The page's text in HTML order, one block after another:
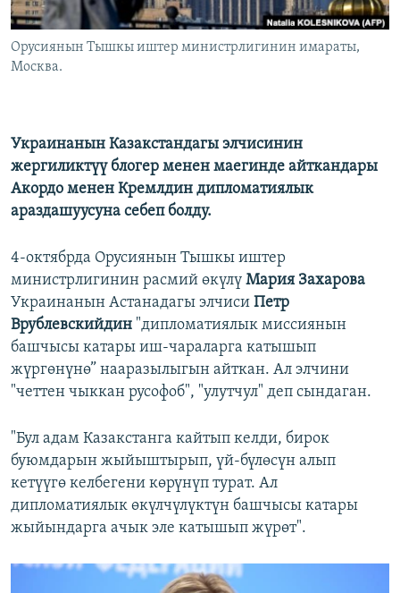
Орусиянын Тышкы иштер министрлигинин имараты,
Москва.
Украинанын Казакстандагы элчисинин
жергиликтүү блогер менен маегинде айткандары
Акордо менен Кремлдин дипломатиялык
араздашуусуна себеп болду.
4-октябрда Орусиянын Тышкы иштер
министрлигинин расмий өкүлү Мария Захарова
Украинанын Астанадагы элчиси Петр
Врублевскийдин "дипломатиялык миссиянын
башчысы катары иш-чараларга катышып
жүргөнүнө” нааразылыгын айткан. Ал элчини
"четтен чыккан русофоб", "улутчул" деп сындаган.
"Бул адам Казакстанга кайтып келди, бирок
буюмдарын жыйыштырып, үй-бүлөсүн алып
кетүүгө келбегени көрүнүп турат. Ал
дипломатиялык өкүлчүлүктүн башчысы катары
жыйындарга ачык эле катышып жүрөт".